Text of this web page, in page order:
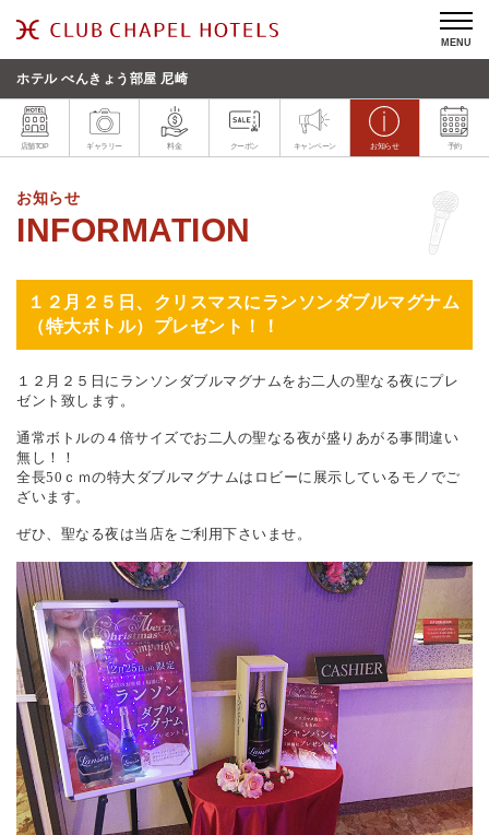
MENU
ホテル べんきょう部屋 尼崎
店舗TOP ギャラリー 料金 クーポン キャンペーン お知らせ 予約
お知らせ
１２月２５日、クリスマスにランソンダブルマグナム
（特大ボトル）プレゼント！！
１２月２５日にランソンダブルマグナムをお二人の聖なる夜にプレ
ゼント致します。
通常ボトルの４倍サイズでお二人の聖なる夜が盛りあがる事間違い
無し！！
全長50ｃｍの特大ダブルマグナムはロビーに展示しているモノでご
ざいます。
ぜひ、聖なる夜は当店をご利用下さいませ。